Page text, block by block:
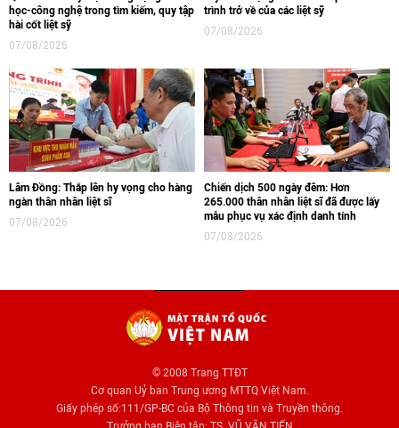
học-công nghệ trong tìm kiếm, quy tập
hài cốt liệt sỹ
07/08/2026
trình trở về của các liệt sỹ
07/08/2026
Lâm Đồng: Thắp lên hy vọng cho hàng
ngàn thân nhân liệt sĩ
07/08/2026
Chiến dịch 500 ngày đêm: Hơn
265.000 thân nhân liệt sĩ đã được lấy
mẫu phục vụ xác định danh tính
07/08/2026
© 2008 Trang TTĐT
Cơ quan Uỷ ban Trung ương MTTQ Việt Nam.
Giấy phép số:111/GP-BC của Bộ Thông tin và Truyền thông.